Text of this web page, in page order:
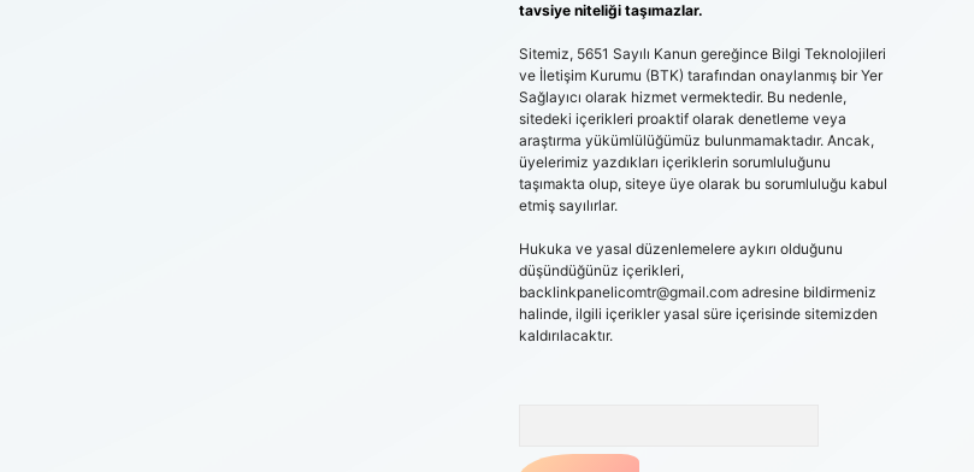
tavsiye niteliği taşımazlar.
Sitemiz, 5651 Sayılı Kanun gereğince Bilgi Teknolojileri
ve İletişim Kurumu (BTK) tarafından onaylanmış bir Yer
Sağlayıcı olarak hizmet vermektedir. Bu nedenle,
sitedeki içerikleri proaktif olarak denetleme veya
araştırma yükümlülüğümüz bulunmamaktadır. Ancak,
üyelerimiz yazdıkları içeriklerin sorumluluğunu
taşımakta olup, siteye üye olarak bu sorumluluğu kabul
etmiş sayılırlar.
Hukuka ve yasal düzenlemelere aykırı olduğunu
düşündüğünüz içerikleri,
backlinkpanelicomtr@gmail.comadresine bildirmeniz
halinde, ilgili içerikler yasal süre içerisinde sitemizden
kaldırılacaktır.